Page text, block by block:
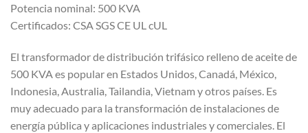
Potencia nominal: 500 KVA
Certificados: CSA SGS CE UL cUL
El transformador de distribución trifásico relleno de aceite de
500 KVA es popular en Estados Unidos, Canadá, México,
Indonesia, Australia, Tailandia, Vietnam y otros países. Es
muy adecuado para la transformación de instalaciones de
energía pública y aplicaciones industriales y comerciales. El